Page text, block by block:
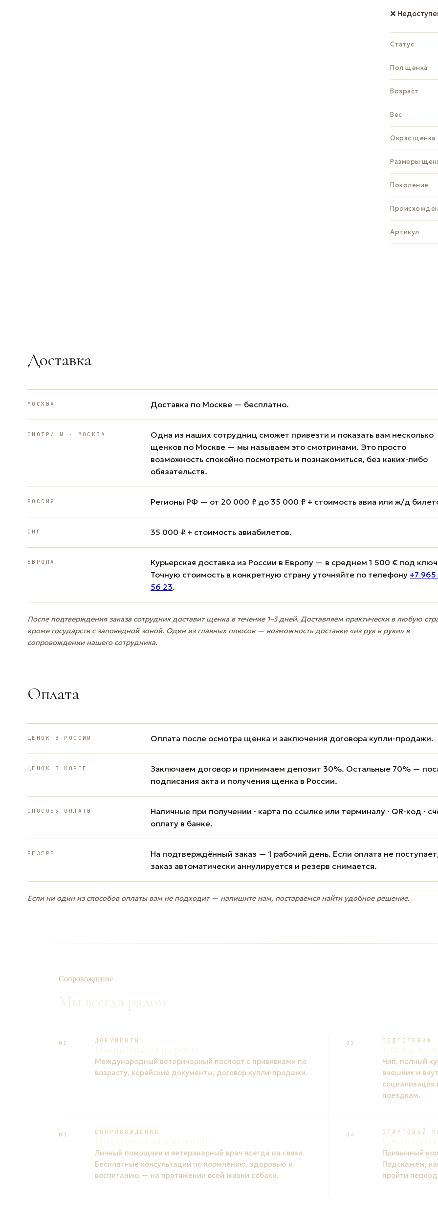
❌
Статус
Пол щенка
Возраст
Вес
Окрас щенка
Размеры
Поколение
Артикул
Доставка
МОСКВА Доставка по Москве — бесплатно.
СМОТРИНЫ · МОСКВА
Одна из наших сотрудниц сможет привезти и показать вам несколько
щенков по Москве — мы называем это смотринами. Это просто
возможность спокойно посмотреть и познакомиться, без каких-либо
обязательств.
РОССИЯ Регионы РФ — от 20 000 ₽ до 35 000 ₽ + стоимость авиа или ж/д
СНГ 35 000 ₽ + стоимость авиабилетов.
ЕВРОПА
Курьерская доставка из России в Европу — в среднем 1 500 € под
Точную стоимость в конкретную страну уточняйте по телефону +7 965
56 23.
После подтверждения заказа сотрудник доставит щенка в течение 1–3 дней. Доставляем практически в любую
кроме государств с заповедной зоной. Один из главных плюсов — возможность доставки «из рук в руки» в
сопровождении нашего сотрудника.
Оплата
ЩЕНОК В РОССИИ Оплата после осмотра щенка и заключения договора купли-продажи.
ЩЕНОК В КОРЕЕ
Заключаем договор и принимаем депозит 30%. Остальные 70% —
подписания акта и получения щенка в России.
СПОСОБЫ ОПЛАТЫ
Наличные при получении · карта по ссылке или терминалу · QR-код ·
оплату в банке.
РЕЗЕРВ
На подтверждённый заказ — 1 рабочий день. Если оплата не
заказ автоматически аннулируется и резерв снимается.
Если ни один из способов оплаты вам не подходит — напишите нам, постараемся найти удобное решение.
Сопровождение
Мы всегда рядом
01 ДОКУМЕНТЫ
Международный ветеринарный паспорт с прививками по
возрасту, корейские документы, договор купли-продажи.
02 ПОДГОТОВКА
Чип, полный
внешних и
социализация
поездкам.
03 СОПРОВОЖДЕНИЕ
Личный помощник и ветеринарный врач всегда на связи.
Бесплатные консультации по кормлению, здоровью и
воспитанию — на протяжении всей жизни собаки.
04 СТАРТОВЫЙ
Привычный
Подскажем,
пройти